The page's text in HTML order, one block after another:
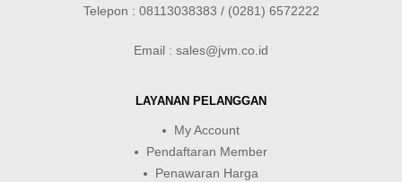
Telepon : 08113038383 / (0281) 6572222
Email : sales@jvm.co.id
LAYANAN PELANGGAN
My Account
Pendaftaran Member
Penawaran Harga